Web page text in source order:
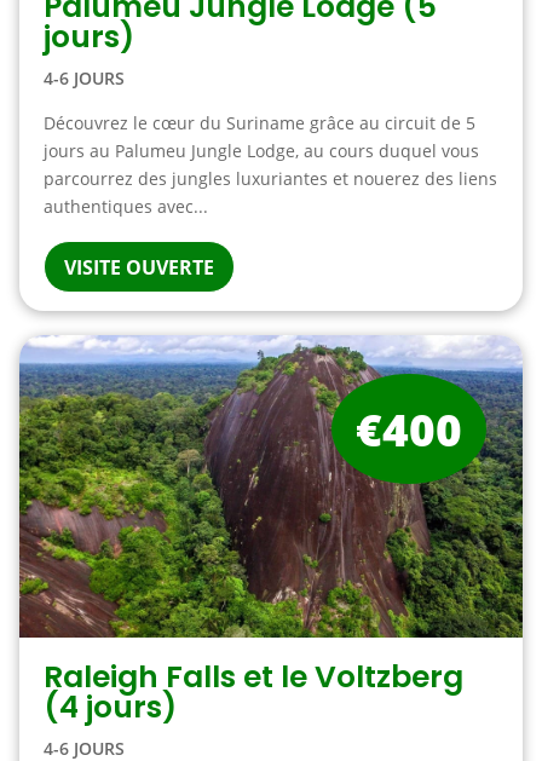
jours)
4-6 JOURS
Découvrez le cœur du Suriname grâce au circuit de 5
jours au Palumeu Jungle Lodge, au cours duquel vous
parcourrez des jungles luxuriantes et nouerez des liens
authentiques avec...
VISITE OUVERTE
Raleigh Falls et le Voltzberg
(4 jours)
4-6 JOURS
€400